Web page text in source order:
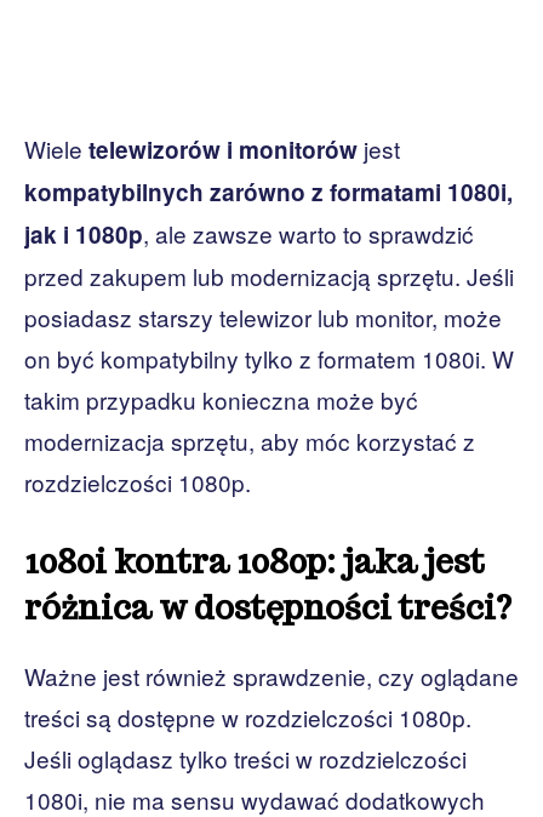
Wiele telewizorów i monitorów jest
kompatybilnych zarówno z formatami 1080i,
jak i 1080p, ale zawsze warto to sprawdzić
przed zakupem lub modernizacją sprzętu. Jeśli
posiadasz starszy telewizor lub monitor, może
on być kompatybilny tylko z formatem 1080i. W
takim przypadku konieczna może być
modernizacja sprzętu, aby móc korzystać z
rozdzielczości 1080p.
1080i kontra 1080p: jaka jest
różnica w dostępności treści?
Ważne jest również sprawdzenie, czy oglądane
treści są dostępne w rozdzielczości 1080p.
Jeśli oglądasz tylko treści w rozdzielczości
1080i, nie ma sensu wydawać dodatkowych